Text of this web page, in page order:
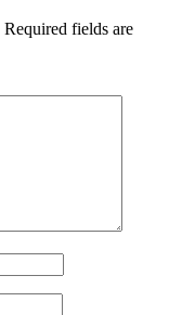
Required fields are